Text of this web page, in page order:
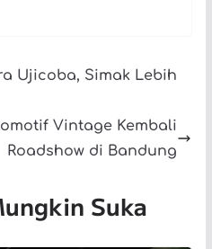
Ujicoba, Simak Lebih
Vintage Kembali
Roadshow di Bandung
Suka